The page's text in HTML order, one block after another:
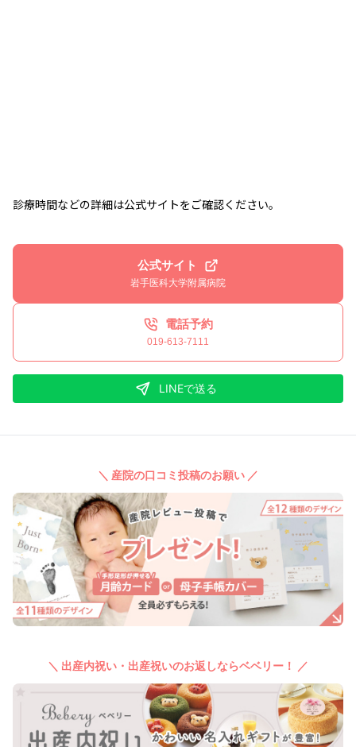
診療時間などの詳細は公式サイトをご確認ください。
公式サイト
岩手医科大学附属病院
電話予約
019-613-7111
LINEで送る
＼ 産院の口コミ投稿のお願い ／
＼ 出産内祝い・出産祝いのお返しならベベリー！ ／